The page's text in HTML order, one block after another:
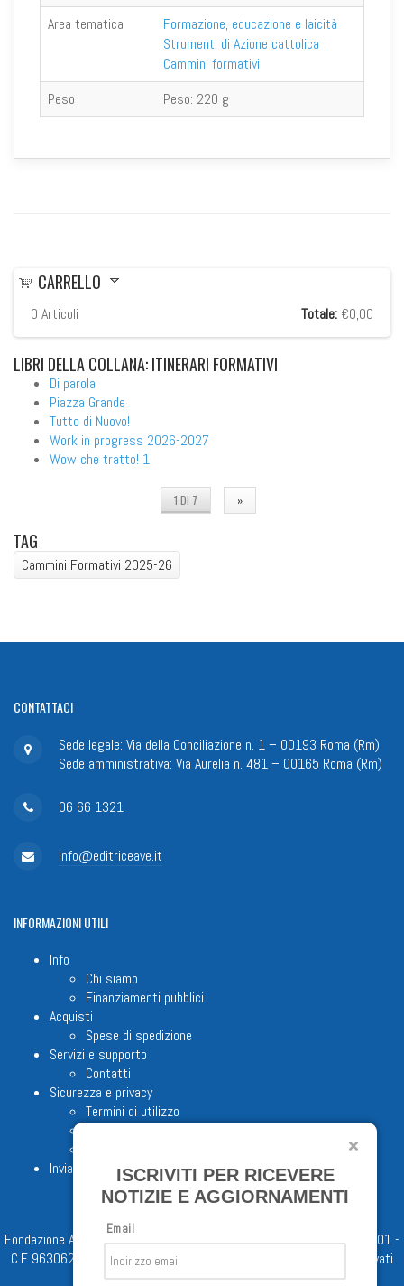
Area tematica
Formazione, educazione e laicità
Strumenti di Azione cattolica
Cammini formativi
Peso
Peso: 220 g
CARRELLO
0 Articoli Totale: €0,00
LIBRI DELLA COLLANA: ITINERARI FORMATIVI
Di parola
Piazza Grande
Tutto di Nuovo!
Work in progress 2026-2027
Wow che tratto! 1
1 DI 7 »
TAG
Cammini Formativi 2025-26
CONTATTACI
Sede legale: Via della Conciliazione n. 1 – 00193 Roma (Rm)
Sede amministrativa: Via Aurelia n. 481 – 00165 Roma (Rm)
06 66 1321
info@editriceave.it
INFORMAZIONIUTILI
Info
Chi siamo
Finanziamenti pubblici
Acquisti
Spese di spedizione
Servizi e supporto
Contatti
Sicurezza e privacy
Termini di utilizzo
Invia proposta editoriale
Fondazione Apostolicam Actuositatem ETS © 2023 - P.I. 05398481001 -
C.F 96306220581 - REA 888781 del 23/02/98 - Tutti i diritti riservati
ISCRIVITI PER RICEVERE
NOTIZIE E AGGIORNAMENTI
Email